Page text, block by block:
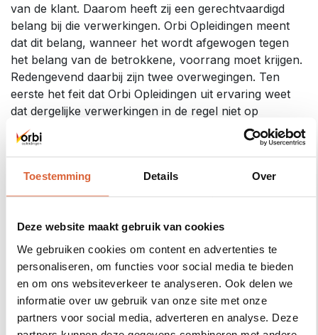
Toestemming Details Over
Deze website maakt gebruik van cookies
We gebruiken cookies om content en advertenties te
personaliseren, om functies voor social media te bieden
en om ons websiteverkeer te analyseren. Ook delen we
informatie over uw gebruik van onze site met onze
partners voor social media, adverteren en analyse. Deze
van de klant. Daarom heeft zij een gerechtvaardigd
belang bij die verwerkingen. Orbi Opleidingen meent
dat dit belang, wanneer het wordt afgewogen tegen
het belang van de betrokkene, voorrang moet krijgen.
Redengevend daarbij zijn twee overwegingen. Ten
eerste het feit dat Orbi Opleidingen uit ervaring weet
dat dergelijke verwerkingen in de regel niet op
bezwaren stuiten. Orbi Opleidingen neemt dat daarom
tot uitgangspunt. Ten tweede het feit dat Orbi
bewaart. Om niettemin de rechten van de betrokkene
zoveel als mogelijk te respecteren, maakt Orbi
noodzakelijk zijn om het doel te verwezenlijken.
Ten aanzien van categorie (3) geldt dat gegeven
toestemming te allen tijden weer ingetrokken kan
worden, zonder opgaaf van reden.
Komen die persoonsgegevens ook bij anderen